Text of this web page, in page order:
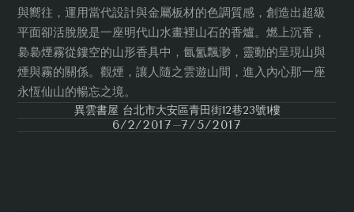
與嚮往，運用當代設計與金屬板材的色調質感，創造出超級
平面卻活脫脫是一座明代山水畫裡山石的香爐。燃上沉香，
裊裊煙霧從鏤空的山形香具中，氤氳飄渺，靈動的呈現山與
煙與霧的關係。觀煙，讓人隨之雲遊山間，進入內心那一座
永恆仙山的暢忘之境。
異雲書屋 台北市大安區青田街12巷23號1樓
6/2/2017 7/5/2017